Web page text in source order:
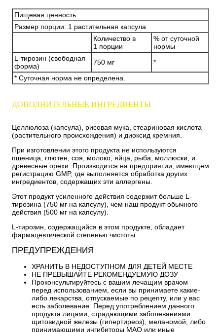
Пищевая ценность
Размер порции: 1 растительная капсула
Количество в
1 порции
% от суточной
нормы
L-тирозин (свободная
форма)
750 мг
*
* Суточная норма не определена.
ДОПОЛНИТЕЛЬНЫЕ ИНГРЕДИЕНТЫ
Целлюлоза (капсула), рисовая мука, стеариновая кислота
(растительного происхождения) и диоксид кремния.
При изготовлении этого продукта не используются
пшеница, глютен, соя, молоко, яйца, рыба, моллюски, и
древесные орехи. Производится на предприятии, имеющем
регистрацию GMP, где выполняется обработка других
ингредиентов, содержащих эти аллергены.
Этот продукт усиленного действия содержит больше L-
тирозина (750 мг на капсулу), чем наш продукт обычного
действия (500 мг на капсулу).
L-тирозин, содержащийся в этом продукте, обладает
фармацевтической степенью чистоты.
ПРЕДУПРЕЖДЕНИЯ
ХРАНИТЬ В НЕДОСТУПНОМ ДЛЯ ДЕТЕЙ МЕСТЕ
НЕ ПРЕВЫШАЙТЕ РЕКОМЕНДУЕМУЮ ДОЗУ
Проконсультируйтесь с вашим лечащим врачом
перед использованием, если вы принимаете какие-
либо лекарства, отпускаемые по рецепту, или у вас
есть заболевание. Перед употреблением данного
продукта лицами, страдающими заболеваниями
щитовидной железы (гипертиреоз), меланомой, либо
принимающими ингибиторы МАО или иные